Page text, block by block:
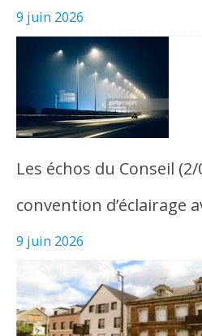
9 juin 2026
Les échos du Conseil
convention d’éclairage
9 juin 2026